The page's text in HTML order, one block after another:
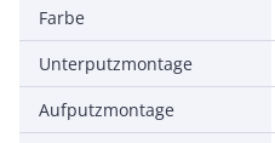
Farbe
Unterputzmontage
Aufputzmontage